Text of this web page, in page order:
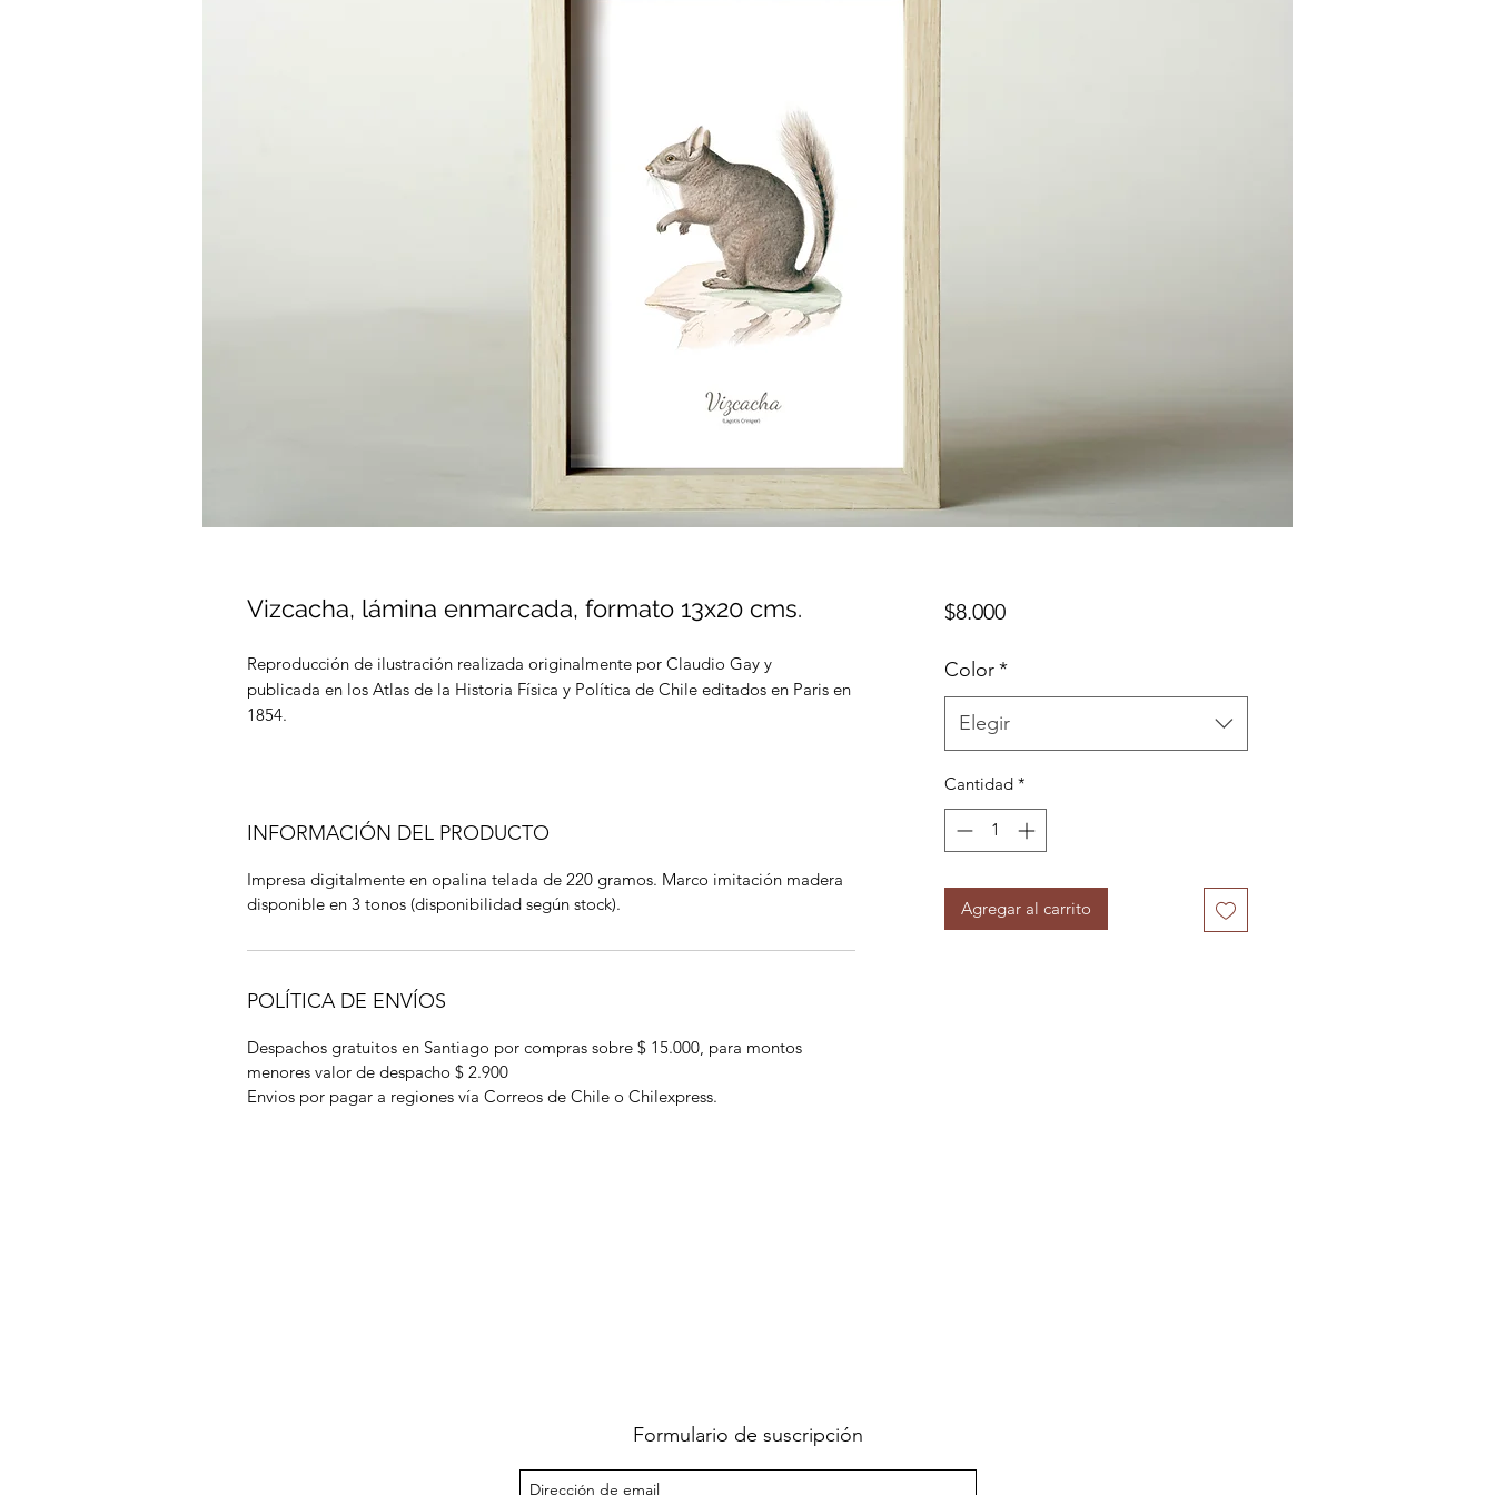
Vizcacha, lámina enmarcada, formato 13x20 cms.
Reproducción de ilustración realizada originalmente por Claudio Gay y
publicada en los Atlas de la Historia Física y Política de Chile editados en Paris en
1854.
INFORMACIÓN DEL PRODUCTO
Impresa digitalmente en opalina telada de 220 gramos. Marco imitación madera
disponible en 3 tonos (disponibilidad según stock).
POLÍTICA DE ENVÍOS
Despachos gratuitos en Santiago por compras sobre $ 15.000, para montos
menores valor de despacho $ 2.900
Envios por pagar a regiones vía Correos de Chile o Chilexpress.
$8.000Precio
Color*
Elegir
Cantidad *
Agregar al carrito
Formulario de suscripción